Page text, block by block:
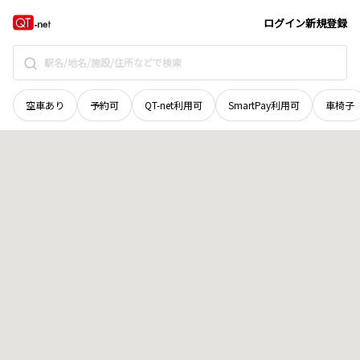
ログイン新規登録
空車あり 予約可 QT-net利用可 SmartPay利用可 車椅子
茨城県